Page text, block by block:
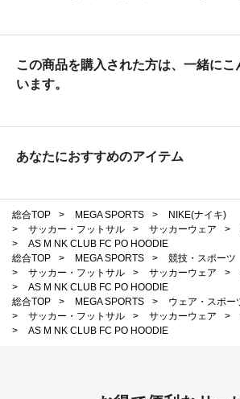
この商品を購入された方は、一緒に
います。
あなたにおすすめのアイテム
総合TOP > MEGA SPORTS >
NIKE(ナイキ)
>
サッカー・フットサル > サッカーウェア >
>
AS M NK CLUB FC PO HOODIE
総合TOP
> MEGA SPORTS >
競技・スポーツ
>
サッカー・フットサル > サッカーウェア >
>
AS M NK CLUB FC PO HOODIE
総合TOP
> MEGA SPORTS >
ウェア・スポー
>
サッカー・フットサル > サッカーウェア >
>
AS M NK CLUB FC PO HOODIE